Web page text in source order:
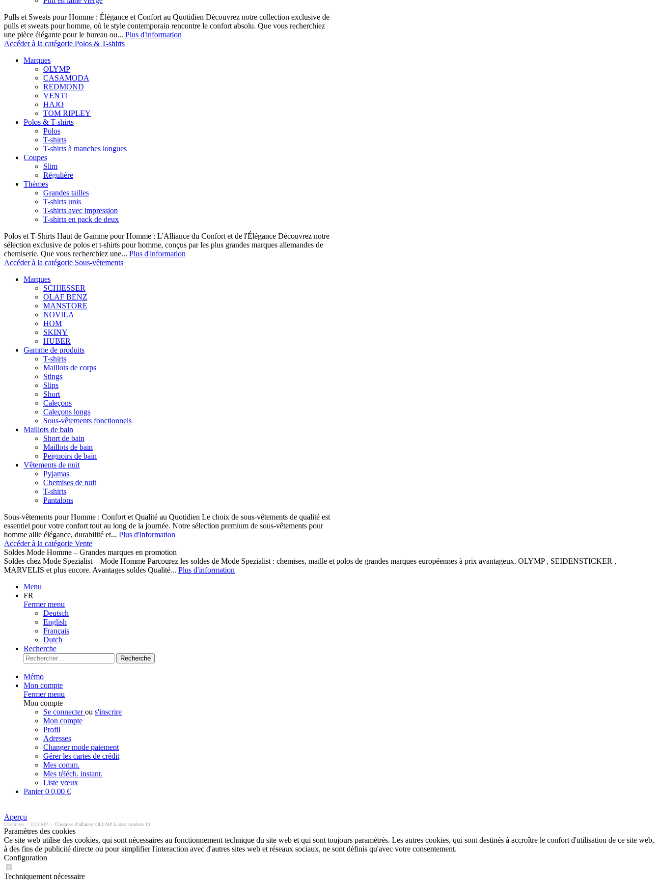
Pulls et Sweats pour Homme : Élégance et Confort au Quotidien Découvrez notre collection exclusive de
pulls et sweats pour homme, où le style contemporain rencontre le confort absolu. Que vous recherchiez
une pièce élégante pour le bureau ou... Plus d'information
Accéder à la catégorie Polos & T-shirts
Marques
OLYMP
CASAMODA
REDMOND
VENTI
HAJO
TOM RIPLEY
Polos & T-shirts
Polos
T-shirts
T-shirts à manches longues
Coupes
Slim
Régulière
Thèmes
Grandes tailles
T-shirts unis
T-shirts avec impression
T-shirts en pack de deux
Polos et T-Shirts Haut de Gamme pour Homme : L'Alliance du Confort et de l'Élégance Découvrez notre
sélection exclusive de polos et t-shirts pour homme, conçus par les plus grandes marques allemandes de
chemiserie. Que vous recherchiez une... Plus d'information
Accéder à la catégorie Sous-vêtements
Marques
SCHIESSER
OLAF BENZ
MANSTORE
NOVILA
HOM
SKINY
HUBER
Gamme de produits
T-shirts
Maillots de corps
Stings
Slips
Short
Caleçons
Caleçons longs
Sous-vêtements fonctionnels
Maillots de bain
Short de bain
Maillots de bain
Peignoirs de bain
Vêtements de nuit
Pyjamas
Chemises de nuit
T-shirts
Pantalons
Sous-vêtements pour Homme : Confort et Qualité au Quotidien Le choix de sous-vêtements de qualité est
essentiel pour votre confort tout au long de la journée. Notre sélection premium de sous-vêtements pour
homme allie élégance, durabilité et... Plus d'information
Accéder à la catégorie Vente
Soldes Mode Homme – Grandes marques en promotion
Soldes chez Mode Spezialist – Mode Homme Parcourez les soldes de Mode Spezialist : chemises, maille et polos de grandes marques européennes à prix avantageux. OLYMP , SEIDENSTICKER ,
MARVELIS et plus encore. Avantages soldes Qualité... Plus d'information
Menu
FR
Fermer menu
Deutsch
English
Français
Dutch
Recherche
Recherche
Mémo
Mon compte
Fermer menu
Mon compte
Se connecterou s'inscrire
Mon compte
Profil
Adresses
Changer mode paiement
Gérer les cartes de crédit
Mes comm.
Mes téléch. instant.
Liste vœux
Panier0 0,00 €
Aperçu
Chemises OLYMP Chemise d'affaires OLYMP Luxor modern fit
Paramètres des cookies
Ce site web utilise des cookies, qui sont nécessaires au fonctionnement technique du site web et qui sont toujours paramétrés. Les autres cookies, qui sont destinés à accroître le confort d'utilisation de ce site web,
à des fins de publicité directe ou pour simplifier l'interaction avec d'autres sites web et réseaux sociaux, ne sont définis qu'avec votre consentement.
Configuration
Techniquement nécessaire